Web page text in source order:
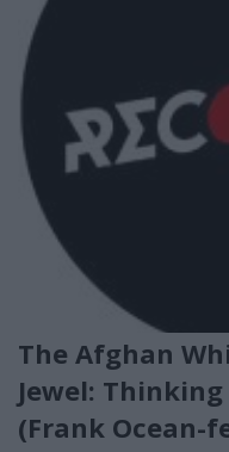
The Afghan
Jewel:
(Frank Ocean-